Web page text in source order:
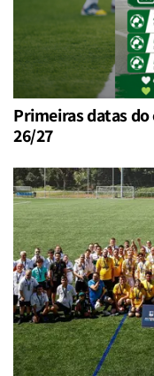
Primeiras datas
26/27